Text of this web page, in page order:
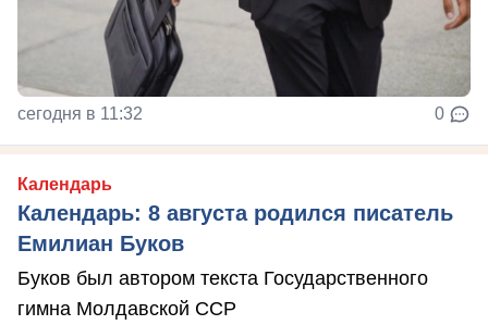
сегодня в 11:32 0
Календарь
Календарь: 8 августа родился писатель
Емилиан Буков
Буков был автором текста Государственного
гимна Молдавской ССР